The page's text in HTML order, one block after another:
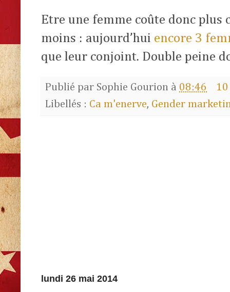
Etre une femme coûte donc
moins : aujourd’hui encore 3
que leur conjoint. Double peine
Publié par Sophie Gourion à 08:46
Libellés : Ca m'enerve, Gender
lundi 26 mai 2014